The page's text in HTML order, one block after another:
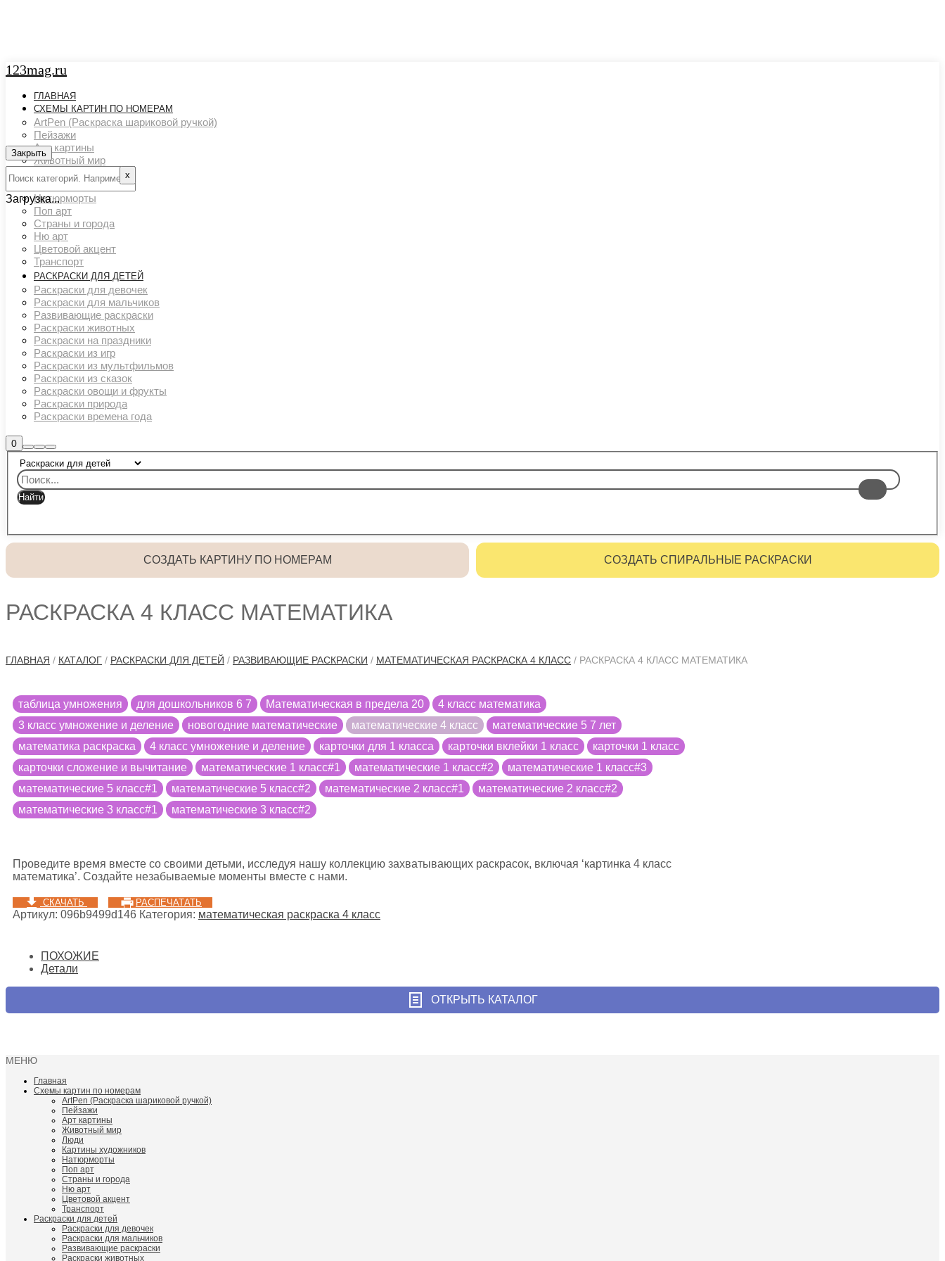
123mag.ru
ГЛАВНАЯ
СХЕМЫ КАРТИН ПО НОМЕРАМ
ArtPen (Раскраска шариковой ручкой)
Пейзажи
Арт картины
Животный мир
Картины художников
Натюрморты
Поп арт
Страны и города
Ню арт
Цветовой акцент
Транспорт
РАСКРАСКИ ДЛЯ ДЕТЕЙ
Раскраски для девочек
Раскраски для мальчиков
Развивающие раскраски
Раскраски животных
Раскраски на праздники
Раскраски из игр
Раскраски из мультфильмов
Раскраски из сказок
Раскраски овощи и фрукты
Раскраски природа
Раскраски времена года
0Боковая
панель
магазина
Найти
Больше
информации
Главное
меню
СОЗДАТЬ КАРТИНУ ПО НОМЕРАМ СОЗДАТЬ СПИРАЛЬНЫЕ РАСКРАСКИ
РАСКРАСКА 4 КЛАСС МАТЕМАТИКА
ГЛАВНАЯ / КАТАЛОГ / РАСКРАСКИ ДЛЯ ДЕТЕЙ / РАЗВИВАЮЩИЕ РАСКРАСКИ / МАТЕМАТИЧЕСКАЯ РАСКРАСКА 4 КЛАСС / РАСКРАСКА 4 КЛАСС МАТЕМАТИКА
таблица умножения для дошкольников 6 7 Математическая в предела 20
4 класс математика
3 класс умножение и деление
новогодние математические математические 4 класс
математические 5 7 лет
математика раскраска
4 класс умножение и деление карточки для 1 класса карточки вклейки 1 класс
карточки 1 класс
карточки сложение и вычитание
математические 1 класс#1 математические 1 класс#2
математические 1 класс#3
математические 5 класс#1
математические 5 класс#2 математические 2 класс#1
математические 2 класс#2
математические 3 класс#1
математические 3 класс#2
Проведите время вместе со своими детьми, исследуя нашу коллекцию захватывающих раскрасок, включая ‘картинка 4 класс
математика’. Создайте незабываемые моменты вместе с нами.
СКАЧАТЬ РАСПЕЧАТАТЬ
Артикул: 096b9499d146 Категория: математическая раскраска 4 класс
ПОХОЖИЕ
Детали
ОТКРЫТЬ КАТАЛОГ
МЕНЮ
Главная
Схемы картин по номерам
ArtPen (Раскраска шариковой ручкой)
Пейзажи
Арт картины
Животный мир
Люди
Картины художников
Натюрморты
Поп арт
Страны и города
Ню арт
Цветовой акцент
Транспорт
Раскраски для детей
Раскраски для девочек
Раскраски для мальчиков
Развивающие раскраски
Раскраски животных
Закрыть
х
Загрузка...